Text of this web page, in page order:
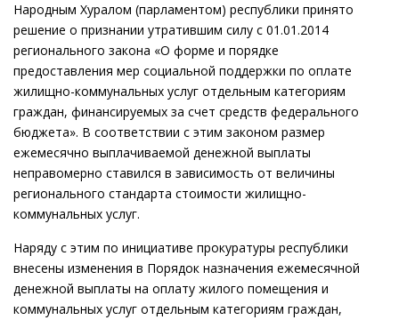
Народным Хуралом (парламентом) республики принято
решение о признании утратившим силу с 01.01.2014
регионального закона «О форме и порядке
предоставления мер социальной поддержки по оплате
жилищно-коммунальных услуг отдельным категориям
граждан, финансируемых за счет средств федерального
бюджета». В соответствии с этим законом размер
ежемесячно выплачиваемой денежной выплаты
неправомерно ставился в зависимость от величины
регионального стандарта стоимости жилищно-
коммунальных услуг.
Наряду с этим по инициативе прокуратуры республики
внесены изменения в Порядок назначения ежемесячной
денежной выплаты на оплату жилого помещения и
коммунальных услуг отдельным категориям граждан,